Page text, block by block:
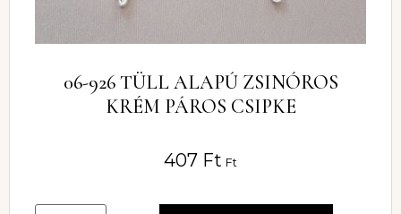
06-926 TÜLL ALAPÚ ZSINÓROS
KRÉM PÁROS CSIPKE
407 Ft Ft